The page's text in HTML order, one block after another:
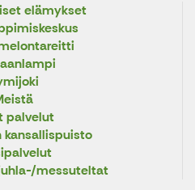
elämykset
palvelut
kansallispuisto
messuteltat